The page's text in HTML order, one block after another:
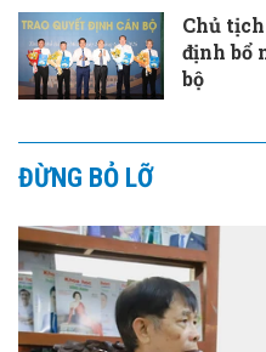
Chủ
định bổ
bộ
ĐỪNG BỎ LỠ